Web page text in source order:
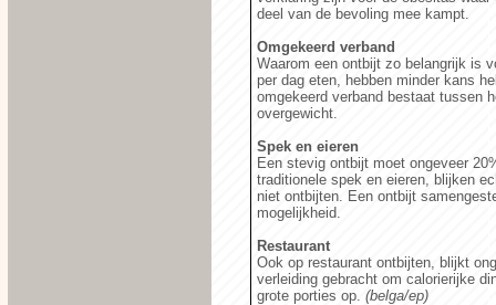
deel van de bevoling mee kampt.
Omgekeerd verband
Waarom een ontbijt zo belangrijk is
per dag eten, hebben minder kans
omgekeerd verband bestaat tussen
overgewicht.
Spek en eieren
Een stevig ontbijt moet ongeveer
traditionele spek en eieren, blijken
niet ontbijten. Een ontbijt
mogelijkheid.
Restaurant
Ook op restaurant ontbijten, blijkt
verleiding gebracht om calorierijke
grote porties op. (belga/ep)